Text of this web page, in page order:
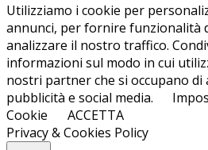
Utilizziamo i cookie per
annunci, per fornire funzionalità
analizzare il nostro traffico.
informazioni sul modo in cui
nostri partner che si occupano di
pubblicità e social media.
Cookie
ACCETTA
Privacy & Cookies Policy